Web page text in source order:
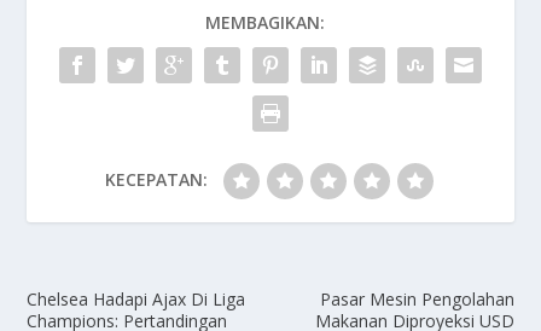
MEMBAGIKAN:
KECEPATAN:
Chelsea Hadapi Ajax Di Liga
Champions: Pertandingan
Pasar Mesin Pengolahan
Makanan Diproyeksi USD